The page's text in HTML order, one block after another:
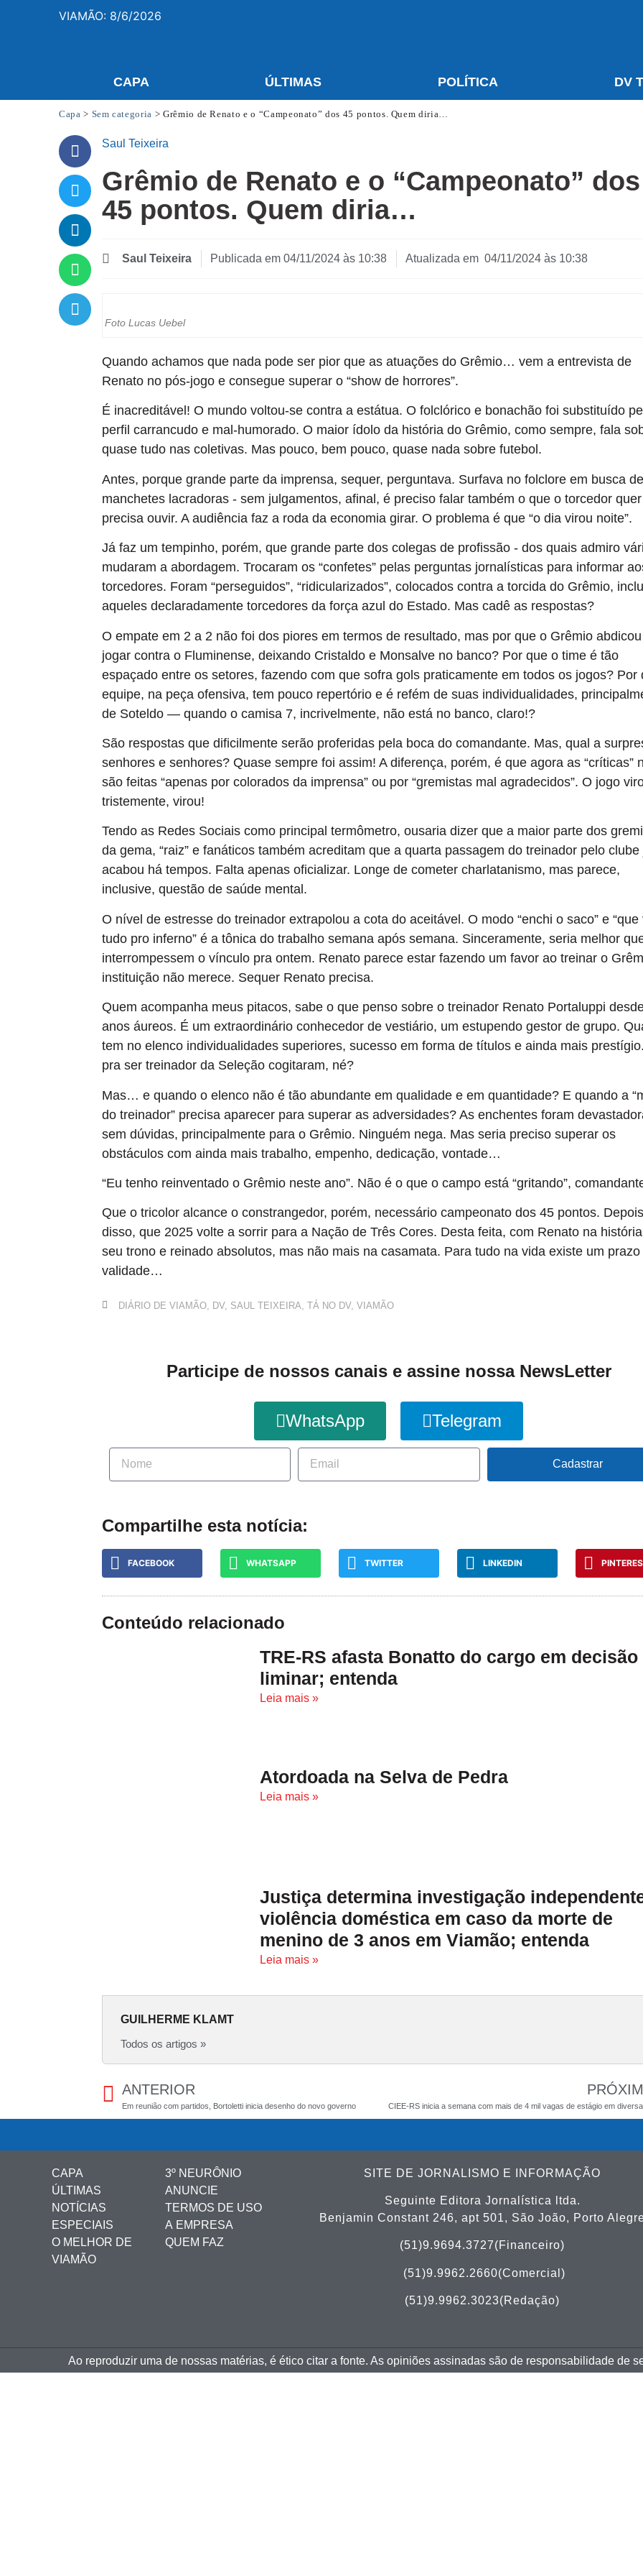
VIAMÃO: 8/6/2026
CAPA ÚLTIMAS POLÍTICA DV
Capa > Sem categoria > Grêmio de Renato e o “Campeonato” dos 45 pontos. Quem diria…
Saul Teixeira
Grêmio de Renato e o “Campeonato” dos
45 pontos. Quem diria…
Saul Teixeira Publicada em 04/11/2024 às 10:38 Atualizada em 04/11/2024 às 10:38
Foto Lucas Uebel
Quando achamos que nada pode ser pior que as atuações do Grêmio… vem a entrevista de
Renato no pós-jogo e consegue superar o “show de horrores”.
É inacreditável! O mundo voltou-se contra a estátua. O folclórico e bonachão foi substituído
perfil carrancudo e mal-humorado. O maior ídolo da história do Grêmio, como sempre, fala
quase tudo nas coletivas. Mas pouco, bem pouco, quase nada sobre futebol.
Antes, porque grande parte da imprensa, sequer, perguntava. Surfava no folclore em busca
manchetes lacradoras - sem julgamentos, afinal, é preciso falar também o que o torcedor
precisa ouvir. A audiência faz a roda da economia girar. O problema é que “o dia virou noite”.
Já faz um tempinho, porém, que grande parte dos colegas de profissão - dos quais admiro
mudaram a abordagem. Trocaram os “confetes” pelas perguntas jornalísticas para informar
torcedores. Foram “perseguidos”, “ridicularizados”, colocados contra a torcida do Grêmio,
aqueles declaradamente torcedores da força azul do Estado. Mas cadê as respostas?
O empate em 2 a 2 não foi dos piores em termos de resultado, mas por que o Grêmio
jogar contra o Fluminense, deixando Cristaldo e Monsalve no banco? Por que o time é tão
espaçado entre os setores, fazendo com que sofra gols praticamente em todos os jogos? Por
equipe, na peça ofensiva, tem pouco repertório e é refém de suas individualidades,
de Soteldo — quando o camisa 7, incrivelmente, não está no banco, claro!?
São respostas que dificilmente serão proferidas pela boca do comandante. Mas, qual a
senhores e senhores? Quase sempre foi assim! A diferença, porém, é que agora as “críticas”
são feitas “apenas por colorados da imprensa” ou por “gremistas mal agradecidos”. O jogo
tristemente, virou!
Tendo as Redes Sociais como principal termômetro, ousaria dizer que a maior parte dos
da gema, “raiz” e fanáticos também acreditam que a quarta passagem do treinador pelo clube
acabou há tempos. Falta apenas oficializar. Longe de cometer charlatanismo, mas parece,
inclusive, questão de saúde mental.
O nível de estresse do treinador extrapolou a cota do aceitável. O modo “enchi o saco” e “que
tudo pro inferno” é a tônica do trabalho semana após semana. Sinceramente, seria melhor
interrompessem o vínculo pra ontem. Renato parece estar fazendo um favor ao treinar o
instituição não merece. Sequer Renato precisa.
Quem acompanha meus pitacos, sabe o que penso sobre o treinador Renato Portaluppi
anos áureos. É um extraordinário conhecedor de vestiário, um estupendo gestor de grupo.
tem no elenco individualidades superiores, sucesso em forma de títulos e ainda mais
pra ser treinador da Seleção cogitaram, né?
Mas… e quando o elenco não é tão abundante em qualidade e em quantidade? E quando a
do treinador” precisa aparecer para superar as adversidades? As enchentes foram
sem dúvidas, principalmente para o Grêmio. Ninguém nega. Mas seria preciso superar os
obstáculos com ainda mais trabalho, empenho, dedicação, vontade…
“Eu tenho reinventado o Grêmio neste ano”. Não é o que o campo está “gritando”,
Que o tricolor alcance o constrangedor, porém, necessário campeonato dos 45 pontos. Depois
disso, que 2025 volte a sorrir para a Nação de Três Cores. Desta feita, com Renato na
seu trono e reinado absolutos, mas não mais na casamata. Para tudo na vida existe um prazo
validade…
DIÁRIO DE VIAMÃO DV, SAUL TEIXEIRA TÁ NO DV, VIAMÃO
Participe de nossos canais e assine nossa NewsLetter
WhatsApp Telegram
Cadastrar
Compartilhe esta notícia:
FACEBOOK WHATSAPP TWITTER LINKEDIN
Conteúdo relacionado
TRE-RS afasta Bonatto do cargo em decisão
liminar; entenda
Leia mais »
Atordoada na Selva de Pedra
Leia mais »
Justiça determina investigação
violência doméstica em caso da morte de
menino de 3 anos em Viamão; entenda
Leia mais »
GUILHERME KLAMT
Todos os artigos »
ANTERIOR
Em reunião com partidos, Bortoletti inicia desenho do novo governo
CAPA
ÚLTIMAS
NOTÍCIAS
ESPECIAIS
O MELHOR DE
VIAMÃO
3º NEURÔNIO
ANUNCIE
TERMOS DE USO
A EMPRESA
QUEM FAZ
SITE DE JORNALISMO E INFORMAÇÃO
Seguinte Editora Jornalística ltda.
Benjamin Constant 246, apt 501, São João, Porto
(51)9.9694.3727(Financeiro)
(51)9.9962.2660(Comercial)
(51)9.9962.3023(Redação)
Ao reproduzir uma de nossas matérias, é ético citar a fonte. As opiniões assinadas são de responsabilidade de